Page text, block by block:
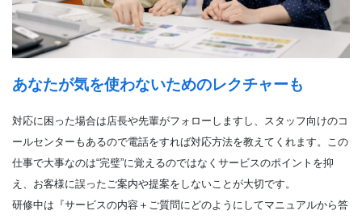
あなたが気を使わないためのレクチャーも
対応に困った場合は店長や先輩がフォローしますし、スタッフ向けのコ
ールセンターもあるので電話をすれば対応方法を教えてくれます。この
仕事で大事なのは“完璧”に覚えるのではなくサービスのポイントを抑
え、お客様に誤ったご案内や提案をしないことが大切です。
研修中は『サービスの内容＋ご質問にどのようにしてマニュアルから答